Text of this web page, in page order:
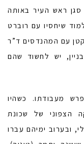
ראש העיר באותה
שיחסיו עם רוברט
עם המהנדסים ד”ר
יש לחשוד שהם
מעבודתו. כשהיו
הצפוני של שכונת
ובערוב ימיהם עברו